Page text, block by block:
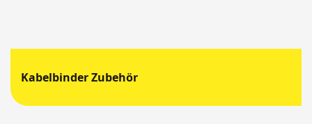
Kabelbinder Zubehör